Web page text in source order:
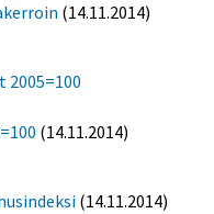
(14.11.2014)
(14.11.2014)
(14.11.2014)